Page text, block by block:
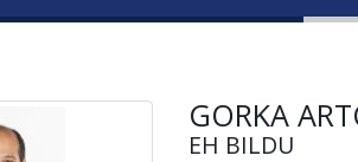
GORKA
EH BILDU